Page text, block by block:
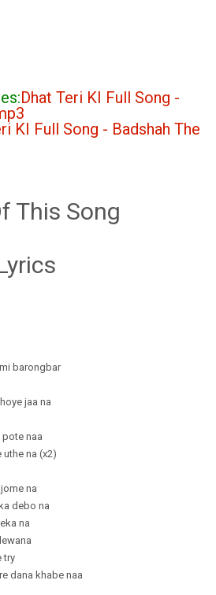
Dhat Teri KI Full Song -
KI Full Song - Badshah The
Song
barongbar
jaa na
pote naa
na (x2)
na
debo na
na
try
dana khabe naa